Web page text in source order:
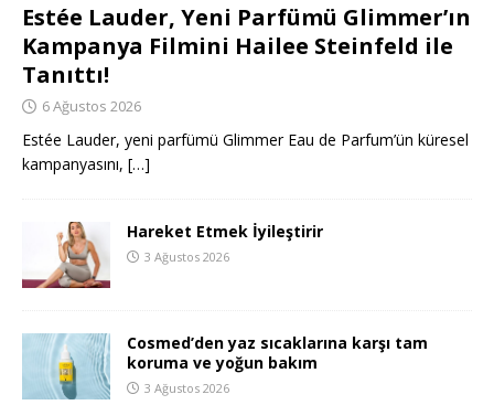
Estée Lauder, Yeni Parfümü Glimmer’ın
Kampanya Filmini Hailee Steinfeld ile
Tanıttı!
6 Ağustos 2026
Estée Lauder, yeni parfümü Glimmer Eau de Parfum’ün küresel
kampanyasını, […]
Hareket Etmek İyileştirir
3 Ağustos 2026
Cosmed’den yaz sıcaklarına karşı tam
koruma ve yoğun bakım
3 Ağustos 2026